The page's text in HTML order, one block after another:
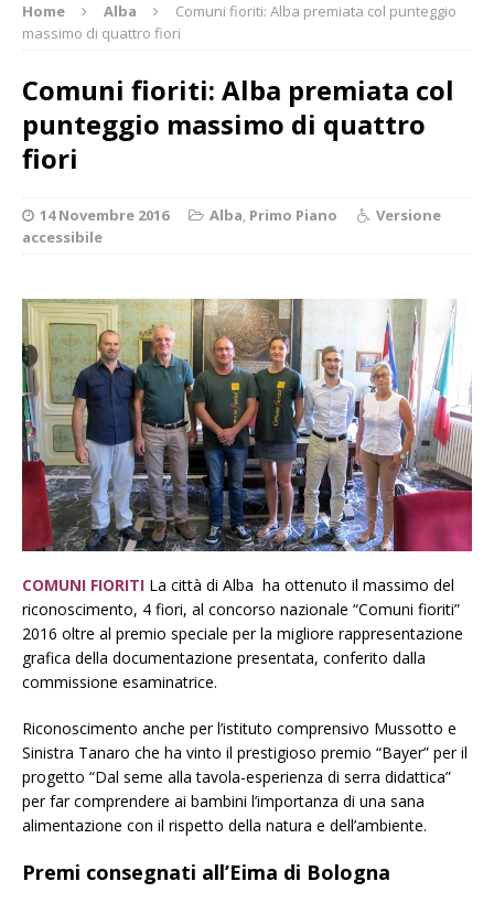
Home Alba
Comuni fioriti: Alba premiata col punteggio
massimo di quattro fiori
Comuni fioriti: Alba premiata col
punteggio massimo di quattro
fiori
14 Novembre 2016 Alba, Primo Piano
Versione
accessibile
COMUNI FIORITI La città di Alba ha ottenuto il massimo del
riconoscimento, 4 fiori, al concorso nazionale “Comuni fioriti”
2016 oltre al premio speciale per la migliore rappresentazione
grafica della documentazione presentata, conferito dalla
commissione esaminatrice.
Riconoscimento anche per l’istituto comprensivo Mussotto e
Sinistra Tanaro che ha vinto il prestigioso premio “Bayer” per il
progetto “Dal seme alla tavola-esperienza di serra didattica”
per far comprendere ai bambini l’importanza di una sana
alimentazione con il rispetto della natura e dell’ambiente.
Premi consegnati all’Eima di Bologna